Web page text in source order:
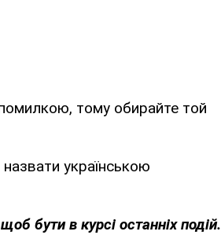
тому обирайте той
назвати українською
бути в курсі останніх подій.